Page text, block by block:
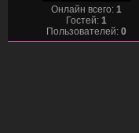
Онлайн всего: 1
Гостей: 1
Пользователей: 0